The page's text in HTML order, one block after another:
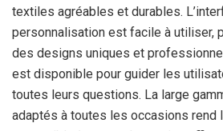
textiles agréables et durables.
personnalisation est facile à utiliser,
des designs uniques et
est disponible pour guider les
toutes leurs questions. La large
adaptés à toutes les occasions rend